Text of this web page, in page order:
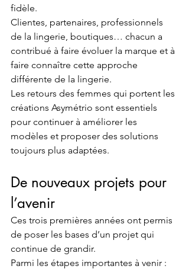
fidèle.
Clientes, partenaires, professionnels
de la lingerie, boutiques… chacun a
contribué à faire évoluer la marque et à
faire connaître cette approche
différente de la lingerie.
Les retours des femmes qui portent les
créations Asymétrio sont essentiels
pour continuer à améliorer les
modèles et proposer des solutions
toujours plus adaptées.
De nouveaux projets pour
l’avenir
Ces trois premières années ont permis
de poser les bases d’un projet qui
continue de grandir.
Parmi les étapes importantes à venir :